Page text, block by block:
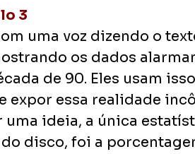
3
uma voz dizendo o
os dados
de 90. Eles usam
expor essa realidade
uma ideia, a única
disco, foi a